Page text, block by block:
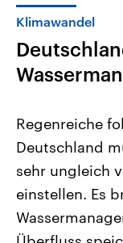
Themen
Landtagswahl
2026
Alle Informationen
Sachsen-Anhalt
September 2026
Landtag. Seit 2021
Bundesland von
Klimawandel
Regenreiche
Deutschland
sehr ungleich
einstellen. Es